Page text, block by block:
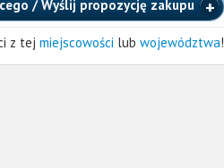
/ Wyślij propozycję zakupu
z tej miejscowości lub województwa!